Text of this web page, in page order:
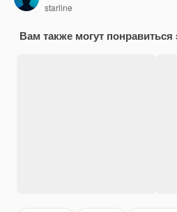
starline
Вам также могут понравиться